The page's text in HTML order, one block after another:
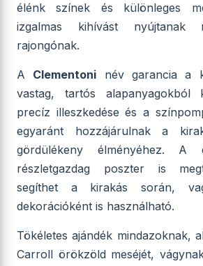
élénk színek és különleges
izgalmas kihívást nyújtanak
rajongónak.
A Clementoni név garancia a
vastag, tartós alapanyagokból
precíz illeszkedése és a
egyaránt hozzájárulnak a
gördülékeny élményéhez. A
részletgazdag poszter is
segíthet a kirakás során,
dekorációként is használható.
Tökéletes ajándék mindazoknak,
Carroll örökzöld meséjét,